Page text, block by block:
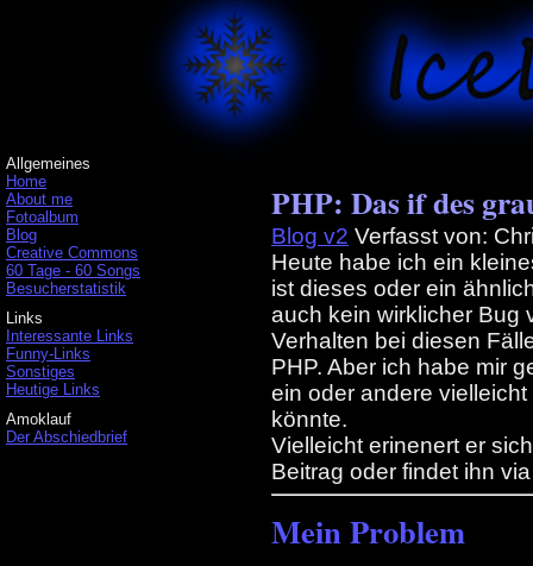
Allgemeines
Home
About me
Fotoalbum
Blog
Creative Commons
60 Tage - 60 Songs
Besucherstatistik
Links
Interessante Links
Funny-Links
Sonstiges
Heutige Links
Amoklauf
Der Abschiedbrief
PHP: Das if des
Blog v2 Verfasst von:
Heute habe ich ein
ist dieses oder ein
auch kein wirklicher Bug
Verhalten bei diesen
PHP. Aber ich habe mir
ein oder andere
könnte.
Vielleicht erinenert er
Beitrag oder findet ihn
Mein Problem